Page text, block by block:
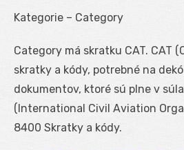
Kategorie – Category
Category má skratku CAT. CAT
skratky a kódy, potrebné na
dokumentov, ktoré sú plne v
(International Civil Aviation
8400 Skratky a kódy.